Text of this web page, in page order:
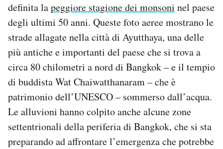
AREA PERSONALE
Area Personale
Newsletter
Notifiche mobile
Regala il Post
Hai bisogno di aiuto?
Esci
definita lapeggiore stagione dei monsoni nel paese
degli ultimi 50 anni. Queste foto aeree mostrano le
strade allagate nella città di Ayutthaya, una delle
più antiche e importanti del paese che si trova a
circa 80 chilometri a nord di Bangkok – e il tempio
di buddista Wat Chaiwatthanaram – che è
patrimonio dell’UNESCO – sommerso dall’acqua.
Le alluvioni hanno colpito anche alcune zone
settentrionali della periferia di Bangkok, che si sta
preparando ad affrontare l’emergenza che potrebbe